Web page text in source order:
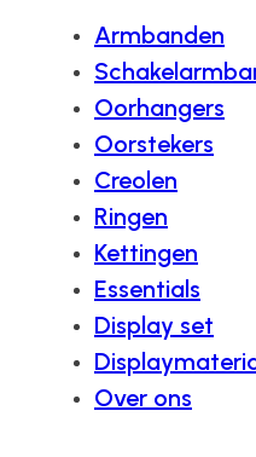
Armbanden
Oorhangers
Oorstekers
Creolen
Ringen
Kettingen
Essentials
Display set
Over ons